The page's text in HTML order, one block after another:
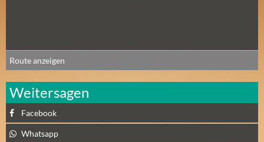
S
T
R
S
A
M
Route anzeigen
Weitersagen
Facebook
Whatsapp